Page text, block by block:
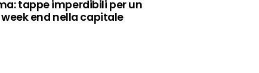
tappe imperdibili per un
week end nella capitale